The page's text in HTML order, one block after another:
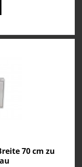
70 cm zu